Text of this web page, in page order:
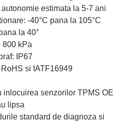
estimata la 5-7 ani
-40°C pana la 105°C
la 40°
800 kPa
IP67
si IATF16949
inlocuirea senzorilor TPMS OE
lipsa
standard de diagnoza si